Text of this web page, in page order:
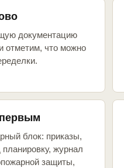
документацию
отметим, что можно
блок: приказы,
планировку, журнал
защиты,